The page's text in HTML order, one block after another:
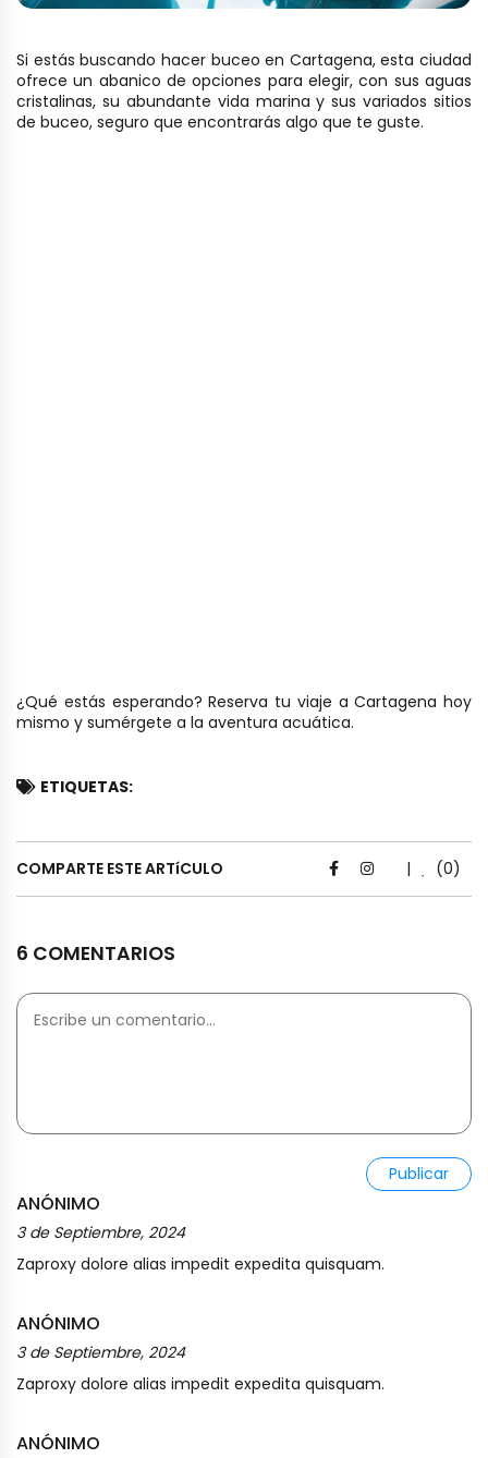
Si estás buscando hacer buceo en Cartagena, esta ciudad
ofrece un abanico de opciones para elegir, con sus aguas
cristalinas, su abundante vida marina y sus variados sitios
de buceo, seguro que encontrarás algo que te guste.
¿Qué estás esperando? Reserva tu viaje a Cartagena hoy
mismo y sumérgete a la aventura acuática.
ETIQUETAS:
COMPARTE ESTE ARTíCULO | (0)
6 COMENTARIOS
Publicar
ANÓNIMO
3 de Septiembre, 2024
Zaproxy dolore alias impedit expedita quisquam.
ANÓNIMO
3 de Septiembre, 2024
Zaproxy dolore alias impedit expedita quisquam.
ANÓNIMO